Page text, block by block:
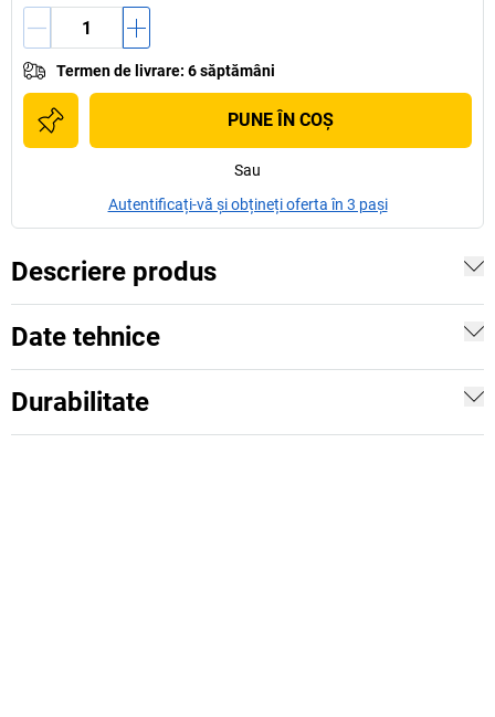
Termen de livrare: 6 săptămâni
PUNE ÎN COŞ
Sau
Autentificați-vă și obțineți oferta în 3 pași
Descriere produs
Date tehnice
Durabilitate